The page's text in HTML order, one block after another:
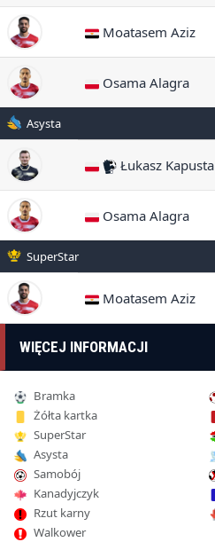
Moatasem Aziz
Osama Alagra
Asysta
Łukasz Kapusta
Osama Alagra
SuperStar
Moatasem Aziz
WIĘCEJ INFORMACJI
Bramka
Żółta kartka
SuperStar
Asysta
Samobój
Kanadyjczyk
Rzut karny
Walkower